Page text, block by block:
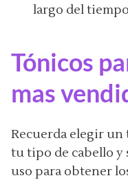
largo del
Tónicos
mas
Recuerda elegir un
tu tipo de cabello y
uso para obtener